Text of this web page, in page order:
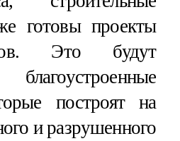
готовы проекты
Это будут
построят на
и разрушенного